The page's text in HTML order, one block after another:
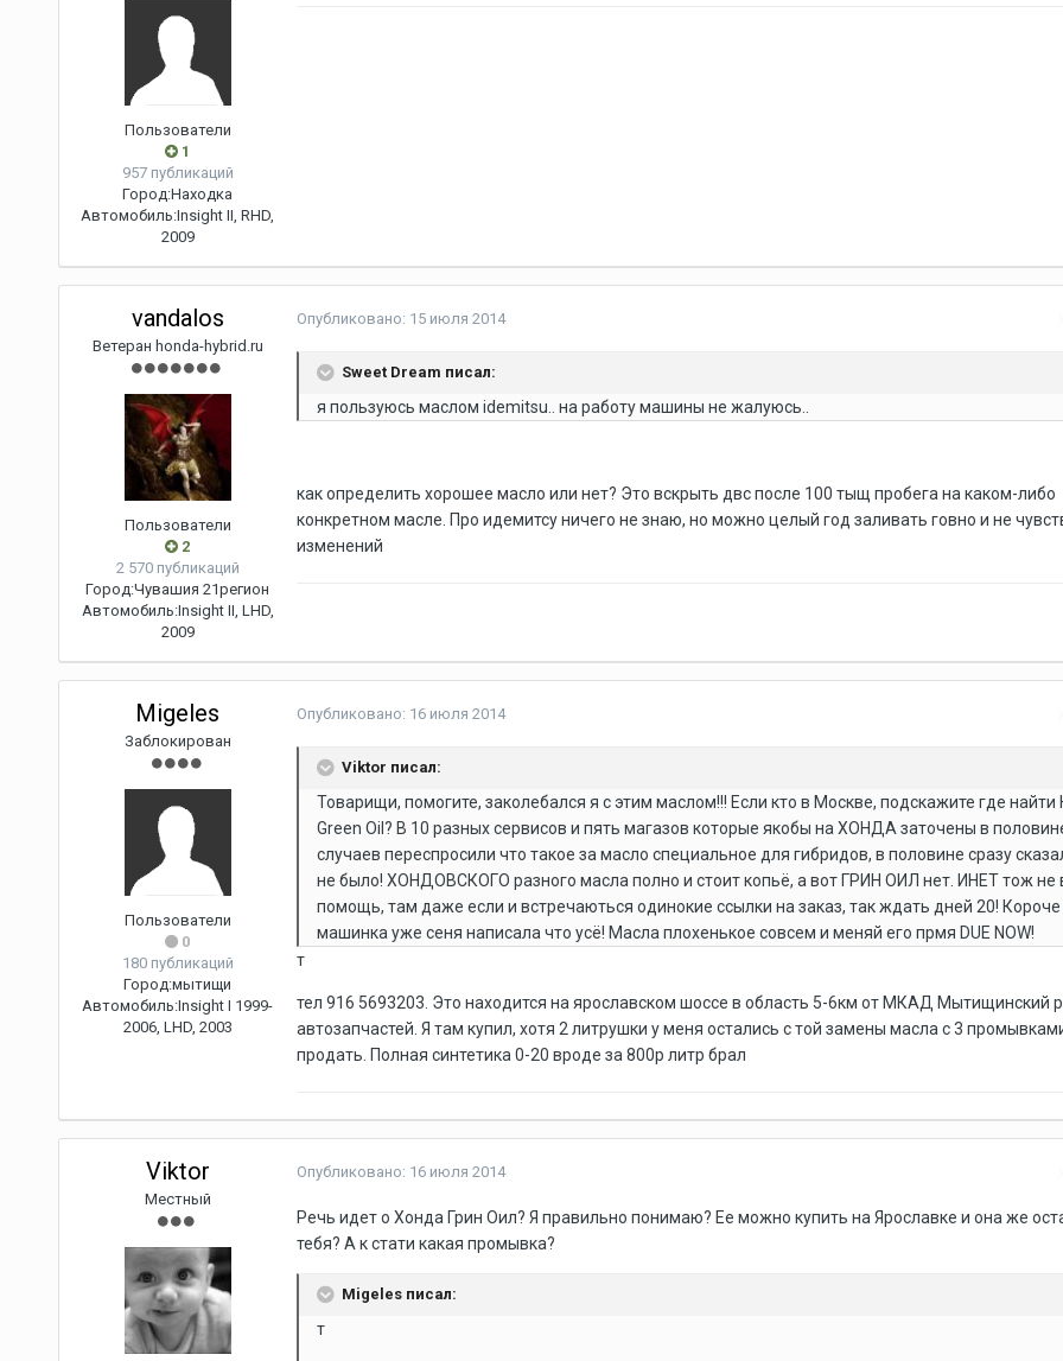
Пользователи
1
957 публикаций
Город:Находка
Автомобиль:Insight II, RHD,
2009
vandalos
Ветеран honda-hybrid.ru
Пользователи
2
2 570 публикаций
Город:Чувашия 21регион
Автомобиль:Insight II, LHD,
2009
Опубликовано: 15 июля 2014
Sweet Dream писал:
я пользуюсь маслом idemitsu.. на работу машины не жалуюсь..
как определить хорошее масло или нет? Это вскрыть двс после 100 тыщ пробега на каком-либо
конкретном масле. Про идемитсу ничего не знаю, но можно целый год заливать говно и не
изменений
Migeles
Заблокирован
Пользователи
0
180 публикаций
Город:мытищи
Автомобиль:Insight I 1999-
2006, LHD, 2003
Опубликовано: 16 июля 2014
Viktor писал:
Товарищи, помогите, заколебался я с этим маслом!!! Если кто в Москве, подскажите где найти
Green Oil? В 10 разных сервисов и пять магазов которые якобы на ХОНДА заточены в
случаев переспросили что такое за масло специальное для гибридов, в половине сразу
не было! ХОНДОВСКОГО разного масла полно и стоит копьё, а вот ГРИН ОИЛ нет. ИНЕТ тож не
помощь, там даже если и встречаються одинокие ссылки на заказ, так ждать дней 20! Короче
машинка уже сеня написала что усё! Масла плохенькое совсем и меняй его прмя DUE NOW!
т
тел 916 5693203. Это находится на ярославском шоссе в область 5-6км от МКАД Мытищинский
автозапчастей. Я там купил, хотя 2 литрушки у меня остались с той замены масла с 3
продать. Полная синтетика 0-20 вроде за 800р литр брал
Viktor
Местный
Опубликовано: 16 июля 2014
Речь идет о Хонда Грин Оил? Я правильно понимаю? Ее можно купить на Ярославке и она же
тебя? А к стати какая промывка?
Migeles писал:
т